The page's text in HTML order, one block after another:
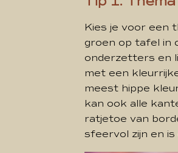
Kies je voor een
groen op tafel in
onderzetters en
met een
meest hippe
kan ook alle
ratjetoe van
sfeervol zijn en